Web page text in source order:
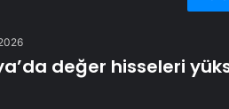
değer hisseleri